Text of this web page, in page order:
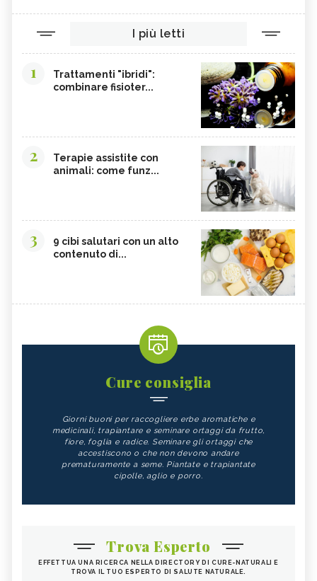
I più letti
1
Trattamenti "ibridi":
combinare fisioter...
2
Terapie assistite con
animali: come funz...
3
9 cibi salutari con un alto
contenuto di...
Cure consiglia
Giorni buoni per raccogliere erbe aromatiche e
medicinali, trapiantare e seminare ortaggi da frutto,
fiore, foglia e radice. Seminare gli ortaggi che
accestiscono o che non devono andare
prematuramente a seme. Piantate e trapiantate
cipolle, aglio e porro.
Trova Esperto
EFFETTUA UNA RICERCA NELLA DIRECTORY DI CURE-NATURALI E
TROVA IL TUO ESPERTO DI SALUTE NATURALE.